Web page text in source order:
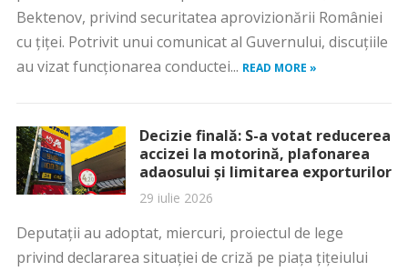
Bektenov, privind securitatea aprovizionării României
cu ţiţei. Potrivit unui comunicat al Guvernului, discuţiile
au vizat funcţionarea conductei... READ MORE »
Decizie finală: S-a votat reducerea
accizei la motorină, plafonarea
adaosului și limitarea exporturilor
29 iulie 2026
Deputaţii au adoptat, miercuri, proiectul de lege
privind declararea situaţiei de criză pe piaţa ţiţeiului